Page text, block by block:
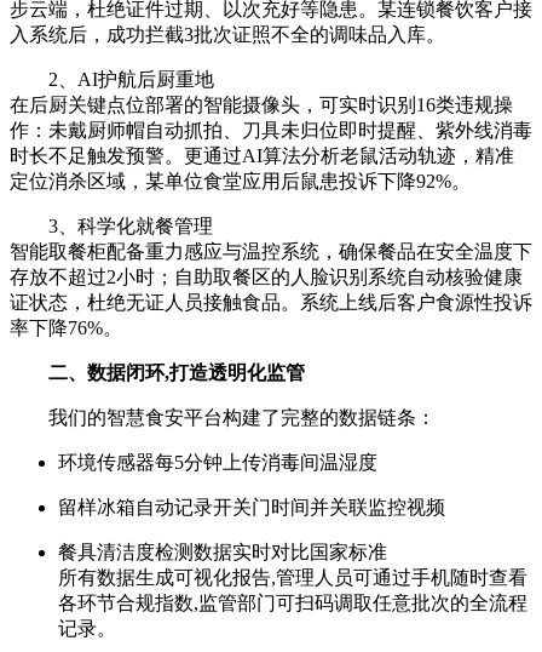
步云端，杜绝证件过期、以次充好等隐患。某连锁餐饮客户接
入系统后，成功拦截3批次证照不全的调味品入库。
2、AI护航后厨重地
在后厨关键点位部署的智能摄像头，可实时识别16类违规操
作：未戴厨师帽自动抓拍、刀具未归位即时提醒、紫外线消毒
时长不足触发预警。更通过AI算法分析老鼠活动轨迹，精准
定位消杀区域，某单位食堂应用后鼠患投诉下降92%。
3、科学化就餐管理
智能取餐柜配备重力感应与温控系统，确保餐品在安全温度下
存放不超过2小时；自助取餐区的人脸识别系统自动核验健康
证状态，杜绝无证人员接触食品。系统上线后客户食源性投诉
率下降76%。
二、数据闭环,打造透明化监管
我们的智慧食安平台构建了完整的数据链条：
环境传感器每5分钟上传消毒间温湿度
留样冰箱自动记录开关门时间并关联监控视频
餐具清洁度检测数据实时对比国家标准
所有数据生成可视化报告,管理人员可通过手机随时查看
各环节合规指数,监管部门可扫码调取任意批次的全流程
记录。